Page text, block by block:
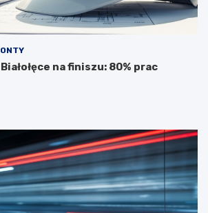
na finiszu: 80% prac